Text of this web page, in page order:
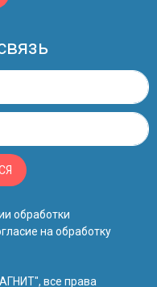
обработки
на обработку
все права